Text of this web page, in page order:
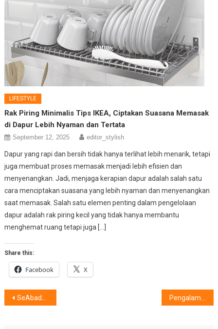
LIFESTYLE
Rak Piring Minimalis Tips IKEA, Ciptakan Suasana Memasak
di Dapur Lebih Nyaman dan Tertata
September 12, 2025 editor_stylish
Dapur yang rapi dan bersih tidak hanya terlihat lebih menarik, tetapi
juga membuat proses memasak menjadi lebih efisien dan
menyenangkan. Jadi, menjaga kerapian dapur adalah salah satu
cara menciptakan suasana yang lebih nyaman dan menyenangkan
saat memasak. Salah satu elemen penting dalam pengelolaan
dapur adalah rak piring kecil yang tidak hanya membantu
menghemat ruang tetapi juga […]
Share this:
Facebook X
Post
SeAbadPram, Pesona Perayaan Pramoedya Ananta Toer